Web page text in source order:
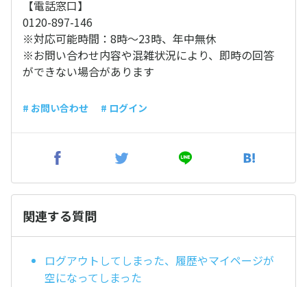
【電話窓口】
0120-897-146
※対応可能時間：8時〜23時、年中無休
※お問い合わせ内容や混雑状況により、即時の回答
ができない場合があります
# お問い合わせ # ログイン
関連する質問
ログアウトしてしまった、履歴やマイページが
空になってしまった